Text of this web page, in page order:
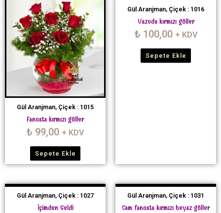
Gül Aranjman, Çiçek : 1015
Fanusta kırmızı güller
₺ 99,00 + KDV
Sepete Ekle
Gül Aranjman, Çiçek : 1016
Vazoda kırmızı güller
₺ 100,00 + KDV
Sepete Ekle
Gül Aranjman, Çiçek : 1027
İçimden Geldi
Gül Aranjman, Çiçek : 1031
Cam fanusta kırmızı beyaz güller